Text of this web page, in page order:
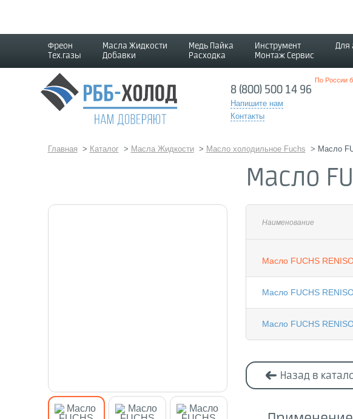
Фреон
Тех.газы
Масла Жидкости
Добавки
Медь Пайка
Расходка
Инструмент
Монтаж Сервис
Для
8 (800) 500 14 96
По России
Напишите нам
Контакты
Главная > Каталог > Масла Жидкости > Масло холодильное Fuchs > Масло
Масло
Наименование
Масло FUCHS
Масло FUCHS
Масло FUCHS
Назад в